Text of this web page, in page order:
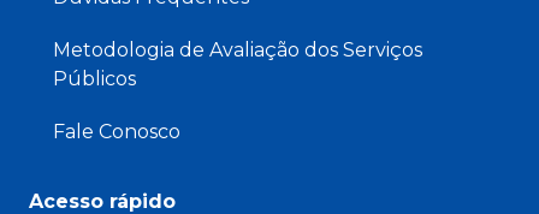
Metodologia de Avaliação dos Serviços
Públicos
Fale Conosco
Acesso rápido